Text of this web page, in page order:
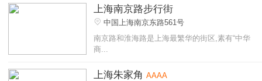
上海南京路步行街
中国上海南京东路561号
南京路和淮海路是上海最繁华的街区,素有“中华
商...
上海朱家角 AAAA